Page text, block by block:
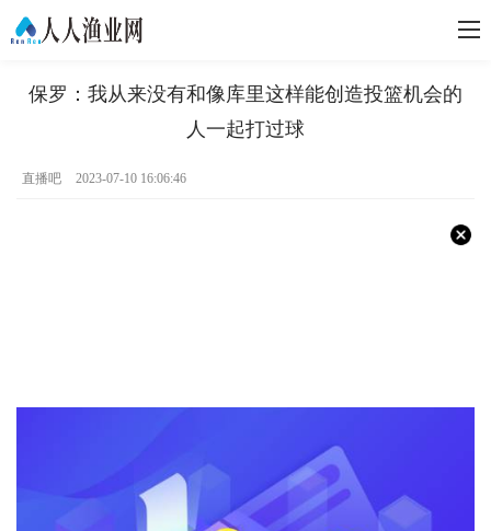
保罗：我从来没有和像库里这样能创造投篮机会的
人一起打过球
直播吧 2023-07-10 16:06:46